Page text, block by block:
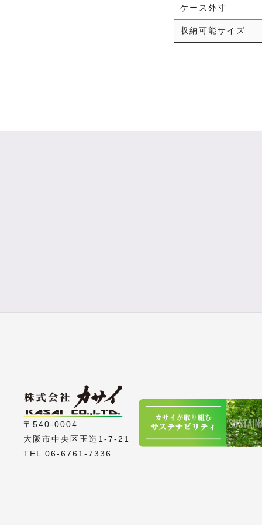
ケース外寸
収納可能サイズ
〒540-0004
大阪市中央区玉造1-7-21
TEL 06-6761-7336